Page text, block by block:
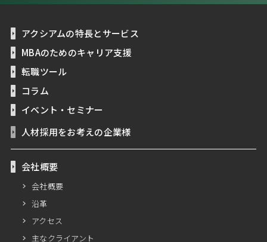
アクシアムの特長とサービス
MBAのためのキャリア支援
転職ツール
コラム
イベント・セミナー
人材採用をお考えの企業様
会社概要
会社概要
沿革
アクセス
主なクライアント